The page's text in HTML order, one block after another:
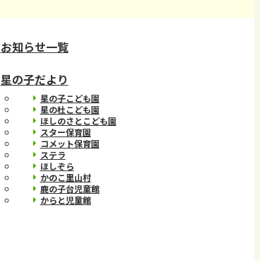
お知らせ一覧
星の子だより
星の子こども園
星の杜こども園
ほしのさとこども園
スター保育園
コメット保育園
ステラ
ほしぞら
かのこ里山村
鹿の子台児童館
からと児童館